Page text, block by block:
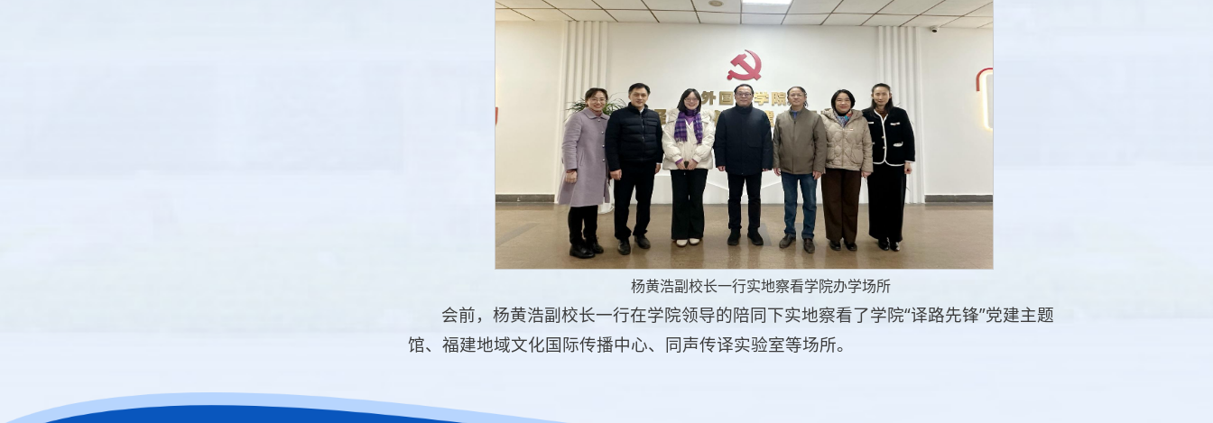
杨黄浩副校长一行实地察看学院办学场所
会前，杨黄浩副校长一行在学院领导的陪同下实地察看了学院“译路先锋”党建主题
馆、福建地域文化国际传播中心、同声传译实验室等场所。